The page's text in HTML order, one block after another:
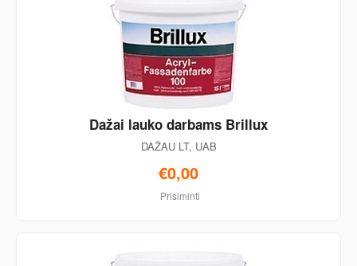
Dažai lauko darbams Brillux
DAŽAU LT, UAB
€0,00
Prisiminti